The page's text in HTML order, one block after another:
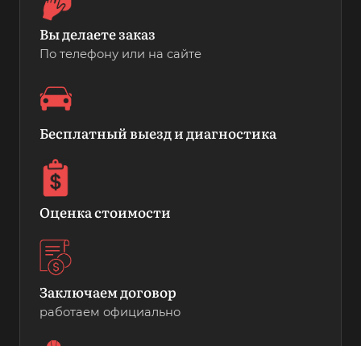
Вы делаете заказ
По телефону или на сайте
Бесплатный выезд и диагностика
Оценка стоимости
Заключаем договор
работаем официально